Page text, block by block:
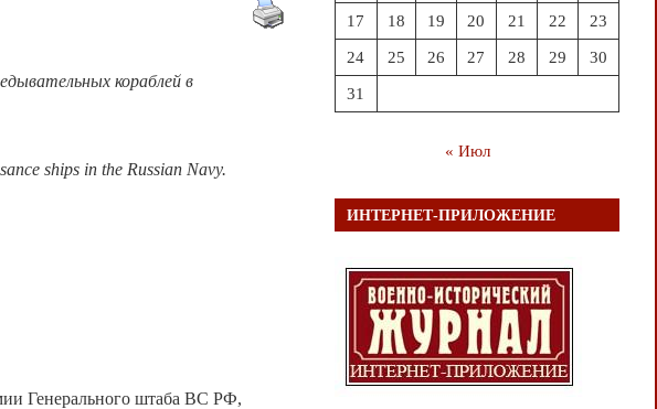
кораблей в
ships in the Russian Navy.
Генерального штаба ВС РФ,
17 18 19 20 21 22 23
24 25 26 27 28 29 30
31
« Июл
ИНТЕРНЕТ-ПРИЛОЖЕНИЕ